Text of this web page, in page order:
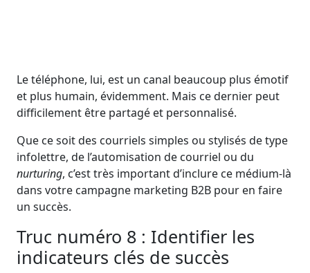
Le téléphone, lui, est un canal beaucoup plus émotif
et plus humain, évidemment. Mais ce dernier peut
difficilement être partagé et personnalisé.
Que ce soit des courriels simples ou stylisés de type
infolettre, de l’automisation de courriel ou du
nurturing, c’est très important d’inclure ce médium‑là
dans votre campagne marketing B2B pour en faire
un succès.
Truc numéro 8 : Identifier les
indicateurs clés de succès